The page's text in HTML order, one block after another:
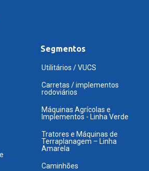
Segmentos
Utilitários / VUCS
Carretas / implementos
rodoviários
Máquinas Agrícolas e
Implementos - Linha Verde
Tratores e Máquinas de
Terraplanagem – Linha
Amarela
Caminhões